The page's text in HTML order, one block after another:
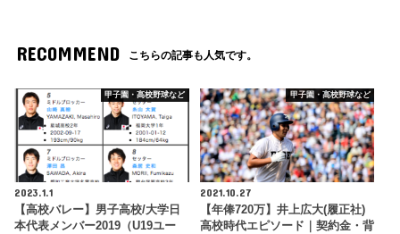
RECOMMEND こちらの記事も人気です。
甲子園・高校野球など
2023.1.1
【高校バレー】男子高校/大学日
本代表メンバー2019（U19ユー
甲子園・高校野球など
2021.10.27
【年俸720万】井上広大(履正社)
高校時代エピソード｜契約金・背